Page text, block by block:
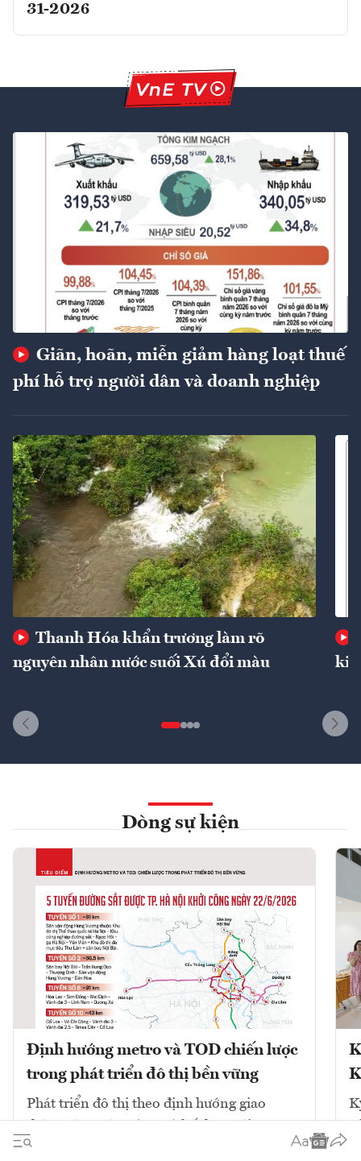
31-2026
Giãn, hoãn, miễn giảm hàng loạt thuế
phí hỗ trợ người dân và doanh nghiệp
Thanh Hóa khẩn trương làm rõ
nguyên nhân nước suối Xú đổi màu
Dòng sự kiện
Định hướng metro và TOD chiến lược
trong phát triển đô thị bền vững
Phát triển đô thị theo định hướng giao
thông công cộng (TOD) kết hợp với mạng
lưới đường sắt đô thị (metro) là chiến lược